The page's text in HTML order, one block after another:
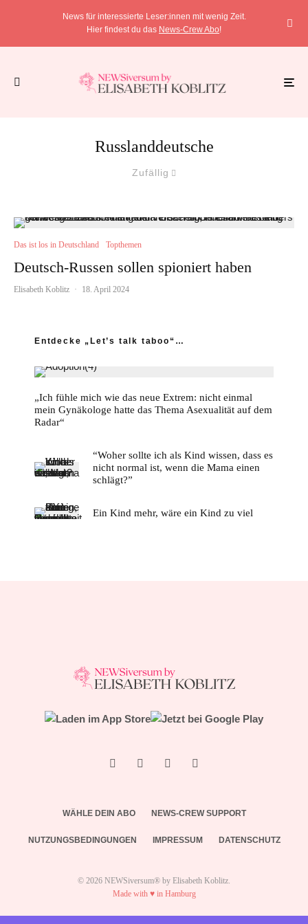
News für interessierte Leser:innen mit wenig Zeit.
Hier findest du das News-Crew Abo!
Russlanddeutsche
Zufällig
Das ist los in Deutschland Topthemen
Deutsch-Russen sollen spioniert haben
Elisabeth Koblitz · 18. April 2024
Entdecke „Let’s talk taboo“…
„Ich fühle mich wie das neue Extrem: nicht einmal
mein Gynäkologe hatte das Thema Asexualität auf dem
Radar“
“Woher sollte ich als Kind wissen, dass es
nicht normal ist, wenn die Mama einen
schlägt?”
Ein Kind mehr, wäre ein Kind zu viel
WÄHLE DEIN ABO NEWS-CREW SUPPORT
NUTZUNGSBEDINGUNGEN IMPRESSUM DATENSCHUTZ
© 2026 NEWSiversum® by Elisabeth Koblitz.
Made with ♥ in Hamburg